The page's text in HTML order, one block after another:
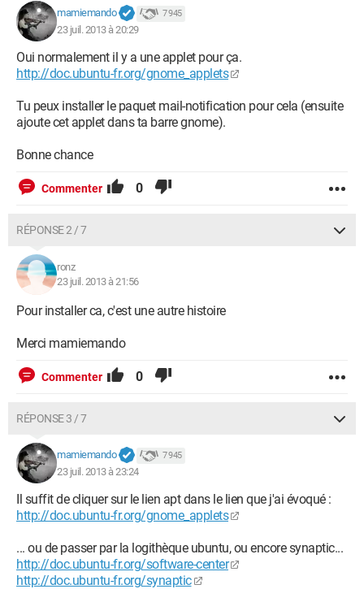
mamiemando 7 945
23 juil. 2013 à 20:29
Oui normalement il y a une applet pour ça.
http://doc.ubuntu-fr.org/gnome_applets
Tu peux installer le paquet mail-notification pour cela (ensuite
ajoute cet applet dans ta barre gnome).
Bonne chance
Commenter 0
RÉPONSE 2 / 7
ronz
23 juil. 2013 à 21:56
Pour installer ca, c'est une autre histoire
Merci mamiemando
Commenter 0
RÉPONSE 3 / 7
mamiemando 7 945
23 juil. 2013 à 23:24
Il suffit de cliquer sur le lien apt dans le lien que j'ai évoqué :
http://doc.ubuntu-fr.org/gnome_applets
... ou de passer par la logithèque ubuntu, ou encore synaptic...
http://doc.ubuntu-fr.org/software-center
http://doc.ubuntu-fr.org/synaptic